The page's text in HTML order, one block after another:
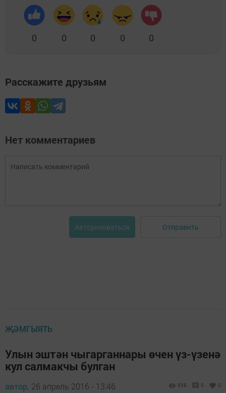
0 0 0 0 0
Расскажите друзьям
Нет комментариев
Авторизоваться Отправить
ҖӘМГЫЯТЬ
Улын эштән чыгарганнары өчен үз-үзенә
кул салмакчы булган
автор, 26 апрель 2016 - 13:46 838 0 0